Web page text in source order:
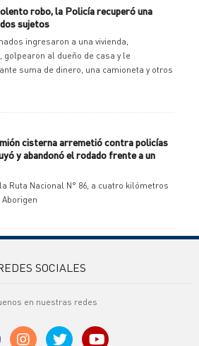
robo, la Policía recuperó una
sujetos
ingresaron a una vivienda,
al dueño de casa y le
suma de dinero, una camioneta y otros
cisterna arremetió contra policías
y abandonó el rodado frente a un
Ruta Nacional N° 86, a cuatro kilómetros
SOCIALES
en nuestras redes